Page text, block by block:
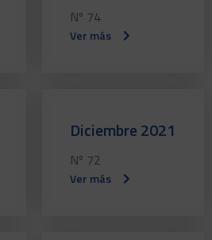
Nº 74
Ver más
Diciembre 2021
Nº 72
Ver más